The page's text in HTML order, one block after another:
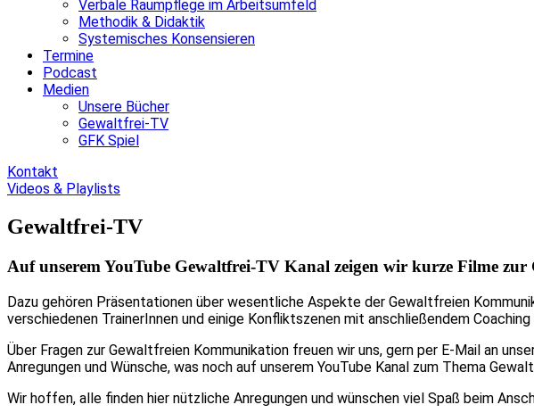
Verbale Raumpflege im Arbeitsumfeld
Methodik & Didaktik
Systemisches Konsensieren
Termine
Podcast
Medien
Unsere Bücher
Gewaltfrei-TV
GFK Spiel
Kontakt
Videos & Playlists
Gewaltfrei-TV
Auf unserem YouTube Gewaltfrei-TV Kanal zeigen wir kurze Filme
Dazu gehören Präsentationen über wesentliche Aspekte der Gewaltfreien
verschiedenen TrainerInnen und einige Konfliktszenen mit anschließendem
Über Fragen zur Gewaltfreien Kommunikation freuen wir uns, gern per E-Mail an
Anregungen und Wünsche, was noch auf unserem YouTube Kanal zum Thema
Wir hoffen, alle finden hier nützliche Anregungen und wünschen viel Spaß beim